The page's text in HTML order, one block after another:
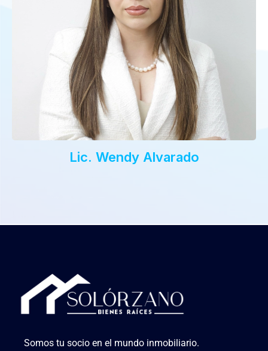
Lic. Wendy Alvarado
Somos tu socio en el mundo inmobiliario.